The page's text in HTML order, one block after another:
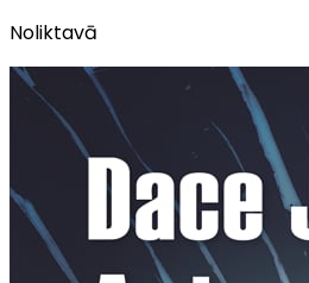
Noliktavā